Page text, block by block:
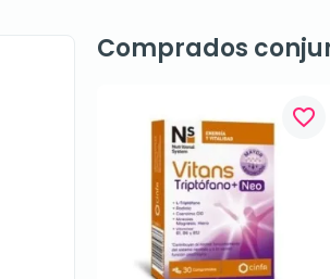
Comprados
favorite_border